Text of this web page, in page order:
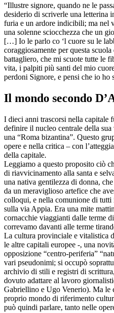
“Illustre signore, quando ne le
desiderio di scriverle una letterina
furia e un ardore indicibili; ma nel
una solenne sciocchezza che un
[…] Io le parlo co ‘l cuore su le
coraggiosamente per questa
battagliero, che mi scuote tutte le
vita, i palpiti più santi del mio
perdoni Signore, e pensi che io
Il mondo secondo
I dieci anni trascorsi nella capitale
definire il nucleo centrale della
una “Roma bizantina”. Questo
opere e nella critica – con
della capitale.
Leggiamo a questo proposito ciò
di riavvicinamento alla santa e
una nativa gentilezza di donna,
da un meraviglioso artefice che
colloqui, e nella comunione di tutti
sulla via Appia. Era una mite
cornacchie viaggianti dalle terme
correvamo davanti alle terme
La cultura provinciale e vitalistica
le altre capitali europee -, una
opposizione “centro-periferia”
vari pseudonimi; si occupò
archivio di stili e registri di
dovuto adattare al lavoro
Gabriellino e Ugo Venerio). Ma le
proprio mondo di riferimento
può quindi parlare, tanto nelle